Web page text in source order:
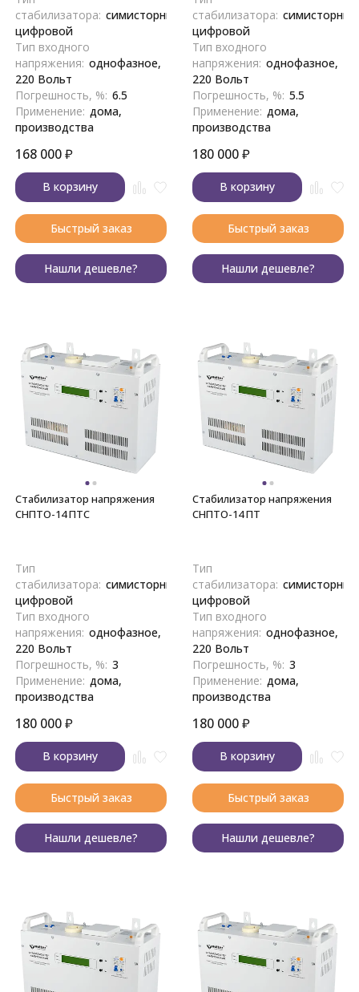
стабилизатора: симисторный,
цифровой
Тип входного
напряжения: однофазное,
220 Вольт
Погрешность, %: 6.5
Применение: дома,
производства
168 000₽
В корзину
Быстрый заказ
Нашли дешевле?
стабилизатора:
цифровой
Тип входного
напряжения: однофазное,
220 Вольт
Погрешность, %: 5.5
Применение: дома,
производства
180 000₽
В корзину
Быстрый заказ
Нашли дешевле?
Стабилизатор напряжения
СНПТО-14 ПТС
Тип
стабилизатора: симисторный,
цифровой
Тип входного
напряжения: однофазное,
220 Вольт
Погрешность, %: 3
Применение: дома,
производства
180 000₽
В корзину
Быстрый заказ
Нашли дешевле?
Стабилизатор напряжения
СНПТО-14 ПТ
Тип
стабилизатора:
цифровой
Тип входного
напряжения: однофазное,
220 Вольт
Погрешность, %: 3
Применение: дома,
производства
180 000₽
В корзину
Быстрый заказ
Нашли дешевле?